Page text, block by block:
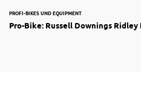
PROFI-BIKES UND EQUIPMENT
Pro-Bike: Russell Downings Ridley